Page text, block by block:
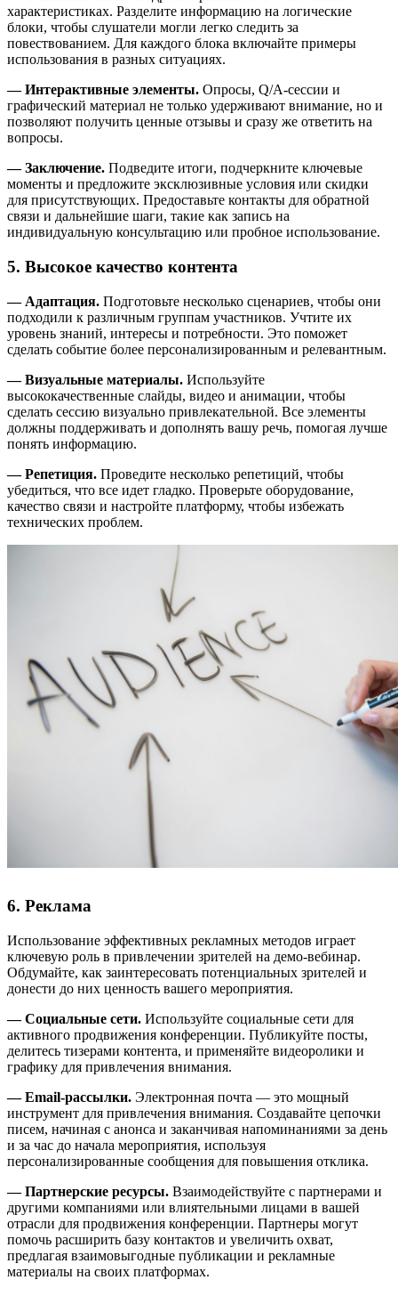
характеристиках. Разделите информацию на логические
блоки, чтобы слушатели могли легко следить за
повествованием. Для каждого блока включайте примеры
использования в разных ситуациях.
— Интерактивные элементы. Опросы, Q/A-сессии и
графический материал не только удерживают внимание, но и
позволяют получить ценные отзывы и сразу же ответить на
вопросы.
— Заключение. Подведите итоги, подчеркните ключевые
моменты и предложите эксклюзивные условия или скидки
для присутствующих. Предоставьте контакты для обратной
связи и дальнейшие шаги, такие как запись на
индивидуальную консультацию или пробное использование.
5. Высокое качество контента
— Адаптация. Подготовьте несколько сценариев, чтобы они
подходили к различным группам участников. Учтите их
уровень знаний, интересы и потребности. Это поможет
сделать событие более персонализированным и релевантным.
— Визуальные материалы. Используйте
высококачественные слайды, видео и анимации, чтобы
сделать сессию визуально привлекательной. Все элементы
должны поддерживать и дополнять вашу речь, помогая лучше
понять информацию.
— Репетиция. Проведите несколько репетиций, чтобы
убедиться, что все идет гладко. Проверьте оборудование,
качество связи и настройте платформу, чтобы избежать
технических проблем.
6. Реклама
Использование эффективных рекламных методов играет
ключевую роль в привлечении зрителей на демо-вебинар.
Обдумайте, как заинтересовать потенциальных зрителей и
донести до них ценность вашего мероприятия.
— Социальные сети. Используйте социальные сети для
активного продвижения конференции. Публикуйте посты,
делитесь тизерами контента, и применяйте видеоролики и
графику для привлечения внимания.
— Email-рассылки. Электронная почта — это мощный
инструмент для привлечения внимания. Создавайте цепочки
писем, начиная с анонса и заканчивая напоминаниями за день
и за час до начала мероприятия, используя
персонализированные сообщения для повышения отклика.
— Партнерские ресурсы. Взаимодействуйте с партнерами и
другими компаниями или влиятельными лицами в вашей
отрасли для продвижения конференции. Партнеры могут
помочь расширить базу контактов и увеличить охват,
предлагая взаимовыгодные публикации и рекламные
материалы на своих платформах.